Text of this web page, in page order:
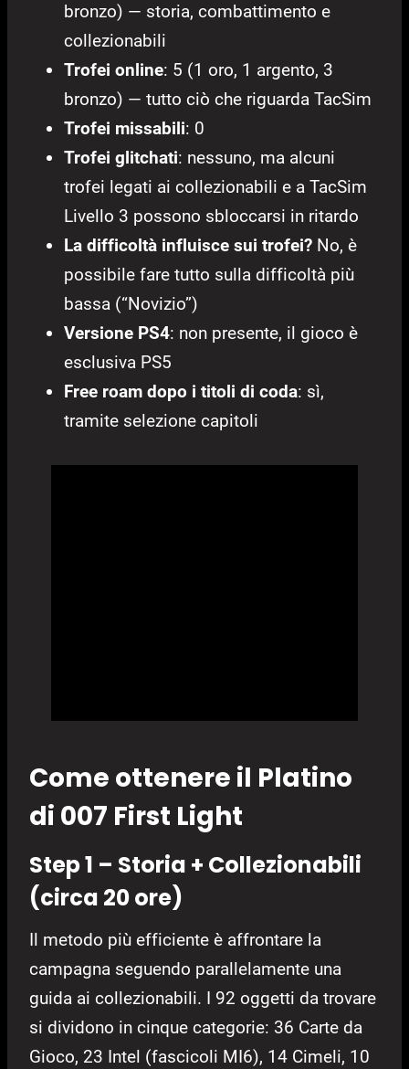
bronzo) — storia, combattimento e
collezionabili
Trofei online: 5 (1 oro, 1 argento, 3
bronzo) — tutto ciò che riguarda TacSim
Trofei missabili: 0
Trofei glitchati: nessuno, ma alcuni
trofei legati ai collezionabili e a TacSim
Livello 3 possono sbloccarsi in ritardo
La difficoltà influisce sui trofei? No, è
possibile fare tutto sulla difficoltà più
bassa (“Novizio”)
Versione PS4: non presente, il gioco è
esclusiva PS5
Free roam dopo i titoli di coda: sì,
tramite selezione capitoli
Come ottenere il Platino
di 007 First Light
Step 1 – Storia + Collezionabili
(circa 20 ore)
Il metodo più efficiente è affrontare la
campagna seguendo parallelamente una
guida ai collezionabili. I 92 oggetti da trovare
si dividono in cinque categorie: 36 Carte da
Gioco, 23 Intel (fascicoli MI6), 14 Cimeli, 10